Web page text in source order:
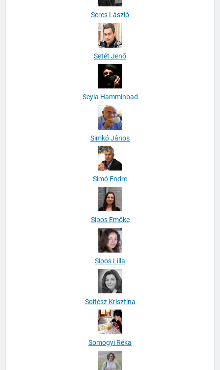
Seres László
Setét Jenő
Seyla Hamminbad
Simkó János
Simó Endre
Sipos Emőke
Sipos Lilla
Soltész Krisztina
Somogyi Réka